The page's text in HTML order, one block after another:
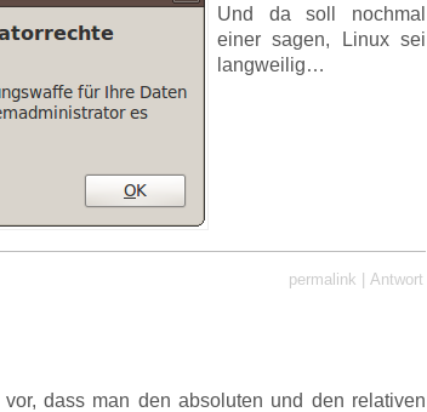
Und da soll nochmal
einer sagen, Linux sei
langweilig…
permalink
Antwort
dass man den absoluten und den relativen